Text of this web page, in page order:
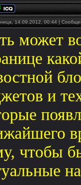
14.09.2012, 00:44 |
может
и
чтобы